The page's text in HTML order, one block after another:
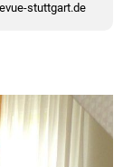
stuttgart.de